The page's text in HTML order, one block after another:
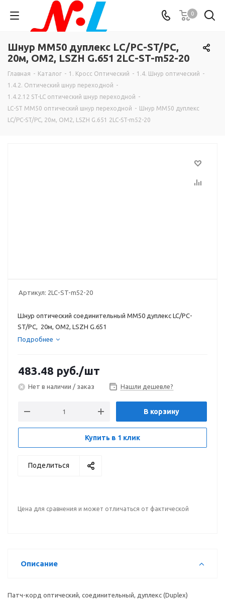
0
Шнур MM50 дуплекс LC/PC-ST/PC,
20м, OM2, LSZH G.651 2LC-ST-m52-20
Главная - Каталог - 1. Кросс Оптический - 1.4. Шнур оптический -
1.4.2. Оптический шнур переходной -
1.4.2.12 ST-LC оптический шнур переходной -
LC-ST MM50 оптический шнур переходной - Шнур MM50 дуплекс
LC/PC-ST/PC, 20м, OM2, LSZH G.651 2LC-ST-m52-20
Артикул: 2LC-ST-m52-20
Шнур оптический соединительный MM50 дуплекс LC/PC-
ST/PC, 20м, OM2, LSZH G.651
Подробнее
483.48 руб./шт
Нет в наличии / заказ Нашли дешевле?
В корзину
Купить в 1 клик
Поделиться
Цена для сравнения и может отличаться от фактической
Описание
Патч-корд оптический, соединительный, дуплекс (Duplex)